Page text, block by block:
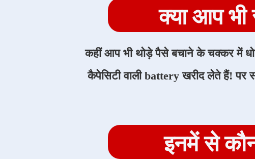
क्या आप
कहीं आप भी थोड़े पैसे बचाने के चक्कर में
कैपेसिटी वाली battery खरीद लेते हैं! पर
इनमें से